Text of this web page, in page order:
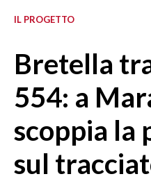
SULCIS IGLESIENTE
ORISTANO E PROVINCIA
GALLURA
NUORO E PROVINCIA
OGLIASTRA
AGENDA
IL PROGETTO
Bretella
554: a
scoppia la
sul